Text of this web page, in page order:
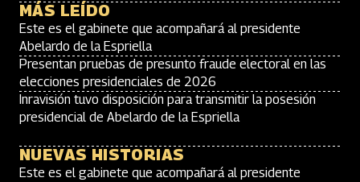
MÁS LEÍDO
Este es el gabinete que acompañará al presidente
Abelardo de la Espriella
Presentan pruebas de presunto fraude electoral en las
elecciones presidenciales de 2026
Inravisión tuvo disposición para transmitir la posesión
presidencial de Abelardo de la Espriella
NUEVAS HISTORIAS
Este es el gabinete que acompañará al presidente